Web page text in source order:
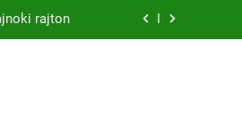
rajton
Érden